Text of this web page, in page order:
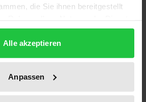
die Sie ihnen bereitgestellt
Alle akzeptieren
Anpassen
noch ihre eigene
Warte heraus zeigt
ist eben nicht nur eine
sondern muss einen
Gehalt vertreten. Wie